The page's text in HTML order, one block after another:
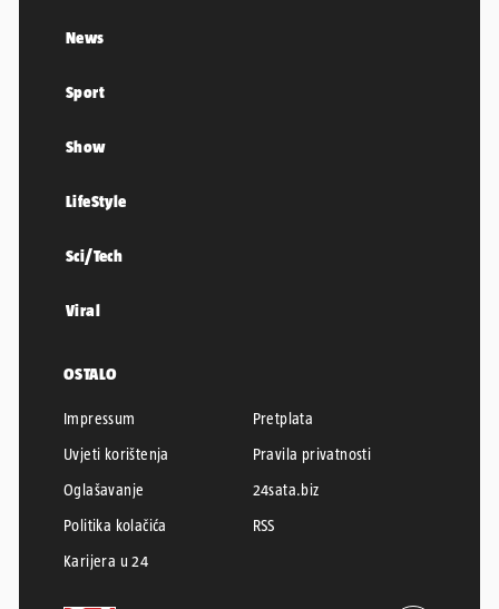
News
Sport
Show
LifeStyle
Sci/Tech
Viral
OSTALO
Impressum
Pretplata
Uvjeti korištenja
Pravila privatnosti
Oglašavanje
24sata.biz
Politika kolačića
RSS
Karijera u 24